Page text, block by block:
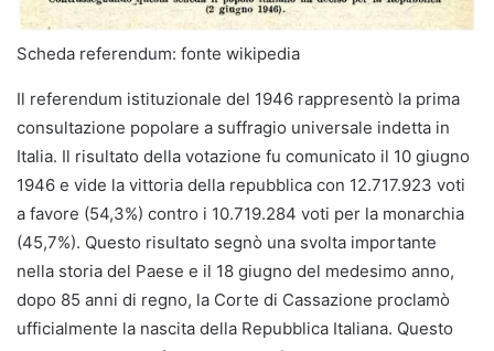
Scheda referendum: fonte wikipedia
Il referendum istituzionale del 1946 rappresentò la prima
consultazione popolare a suffragio universale indetta in
Italia. Il risultato della votazione fu comunicato il 10 giugno
1946 e vide la vittoria della repubblica con 12.717.923 voti
a favore (54,3%) contro i 10.719.284 voti per la monarchia
(45,7%). Questo risultato segnò una svolta importante
nella storia del Paese e il 18 giugno del medesimo anno,
dopo 85 anni di regno, la Corte di Cassazione proclamò
ufficialmente la nascita della Repubblica Italiana. Questo